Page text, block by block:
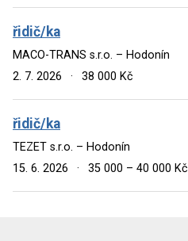
řidič/ka
MACO-TRANS s.r.o. – Hodonín
2. 7. 2026
· 38 000 Kč
řidič/ka
TEZET s.r.o. – Hodonín
15. 6. 2026
· 35 000 – 40 000 Kč